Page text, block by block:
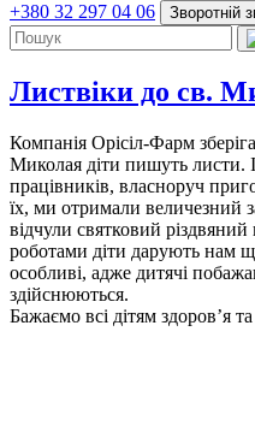
+380 32 297 04 06
Зворотній
Листвіки до св.
Компанія Орісіл-Фарм
Миколая діти пишуть листи.
працівників, власноруч
їх, ми отримали величезний
відчули святковий
роботами діти дарують нам
особливі, адже дитячі
здійснюються.
Бажаємо всі дітям здоров’я